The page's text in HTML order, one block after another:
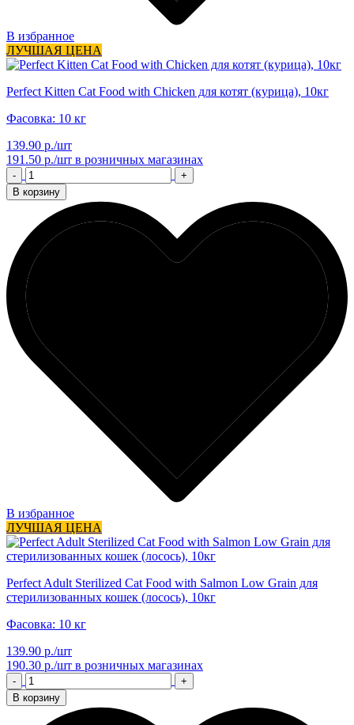
В избранное
ЛУЧШАЯ ЦЕНА
Perfect Kitten Cat Food with Chicken для котят (курица), 10кг
Фасовка: 10 кг
139.90 р./шт
191.50 р./шт в розничных магазинах
-
+
В корзину
В избранное
ЛУЧШАЯ ЦЕНА
Perfect Adult Sterilized Cat Food with Salmon Low Grain для
стерилизованных кошек (лосось), 10кг
Фасовка: 10 кг
139.90 р./шт
190.30 р./шт в розничных магазинах
-
+
В корзину